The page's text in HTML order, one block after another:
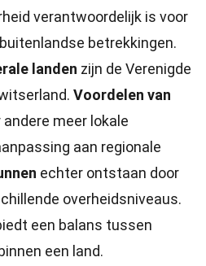
verantwoordelijk is voor
betrekkingen.
landen zijn de Verenigde
Voordelen van
andere meer lokale
aan regionale
echter ontstaan door
overheidsniveaus.
een balans tussen
een land.